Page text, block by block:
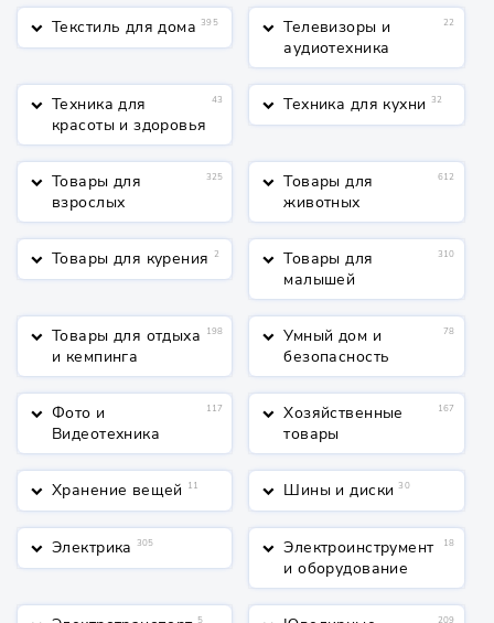
keyboard_arrow_down Текстиль для дома 395 keyboard_arrow_down Телевизоры и
аудиотехника
22
keyboard_arrow_down Техника для
красоты и здоровья
43 keyboard_arrow_down Техника для кухни 32
keyboard_arrow_down Товары для
взрослых
325 keyboard_arrow_down Товары для
животных
612
keyboard_arrow_down Товары для курения 2 keyboard_arrow_down Товары для
малышей
310
keyboard_arrow_down Товары для отдыха
и кемпинга
198 keyboard_arrow_down Умный дом и
безопасность
78
keyboard_arrow_down Фото и
Видеотехника
117 keyboard_arrow_down Хозяйственные
товары
167
keyboard_arrow_down Хранение вещей 11 keyboard_arrow_down Шины и диски 30
keyboard_arrow_down Электрика 305 keyboard_arrow_down Электроинструмент
и оборудование
18
5 209